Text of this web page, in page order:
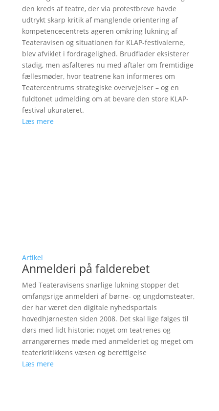
den kreds af teatre, der via protestbreve havde
udtrykt skarp kritik af manglende orientering af
kompetencecentrets ageren omkring lukning af
Teateravisen og situationen for KLAP-festivalerne,
blev afviklet i fordragelighed. Brudflader eksisterer
stadig, men asfalteres nu med aftaler om fremtidige
fællesmøder, hvor teatrene kan informeres om
Teatercentrums strategiske overvejelser – og en
fuldtonet udmelding om at bevare den store KLAP-
festival ukurateret.
Læs mere
Artikel
Anmelderi på falderebet
Med Teateravisens snarlige lukning stopper det
omfangsrige anmelderi af børne- og ungdomsteater,
der har været den digitale nyhedsportals
hovedhjørnesten siden 2008. Det skal lige følges til
dørs med lidt historie; noget om teatrenes og
arrangørernes møde med anmelderiet og meget om
teaterkritikkens væsen og berettigelse
Læs mere